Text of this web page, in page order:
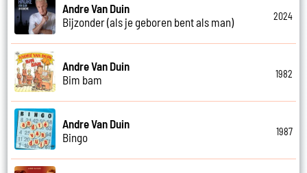
Andre Van Duin
Bijzonder (als je geboren bent als man)
2024
Andre Van Duin
Bim bam
1982
Andre Van Duin
Bingo
1987